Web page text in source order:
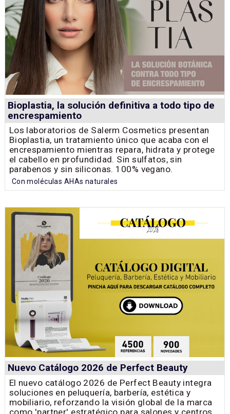
Bioplastia, la solución definitiva a todo tipo de
encrespamiento
Los laboratorios de Salerm Cosmetics presentan
Bioplastia, un tratamiento único que acaba con el
encrespamiento mientras repara, hidrata y protege
el cabello en profundidad. Sin sulfatos, sin
parabenos y sin siliconas. 100% vegano.
Con moléculas AHAs naturales
Nuevo Catálogo 2026 de Perfect Beauty
El nuevo catálogo 2026 de Perfect Beauty integra
soluciones en peluquería, barbería, estética y
mobiliario, reforzando la visión global de la marca
como 'partner' estratégico para salones y centros